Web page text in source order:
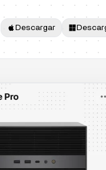
Descargar